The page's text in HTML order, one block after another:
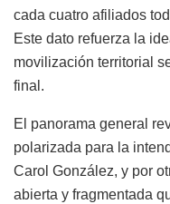
cada cuatro afiliados
Este dato refuerza la
movilización territorial
final.
El panorama general
polarizada para la
Carol González, y por
abierta y fragmentada